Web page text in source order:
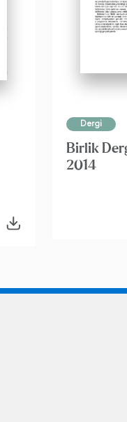
Dergi
Birlik
2014